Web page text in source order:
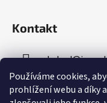
Používáme cookies,
prohlížení webu a díky
Kontakt
obchod@
+420 799 512